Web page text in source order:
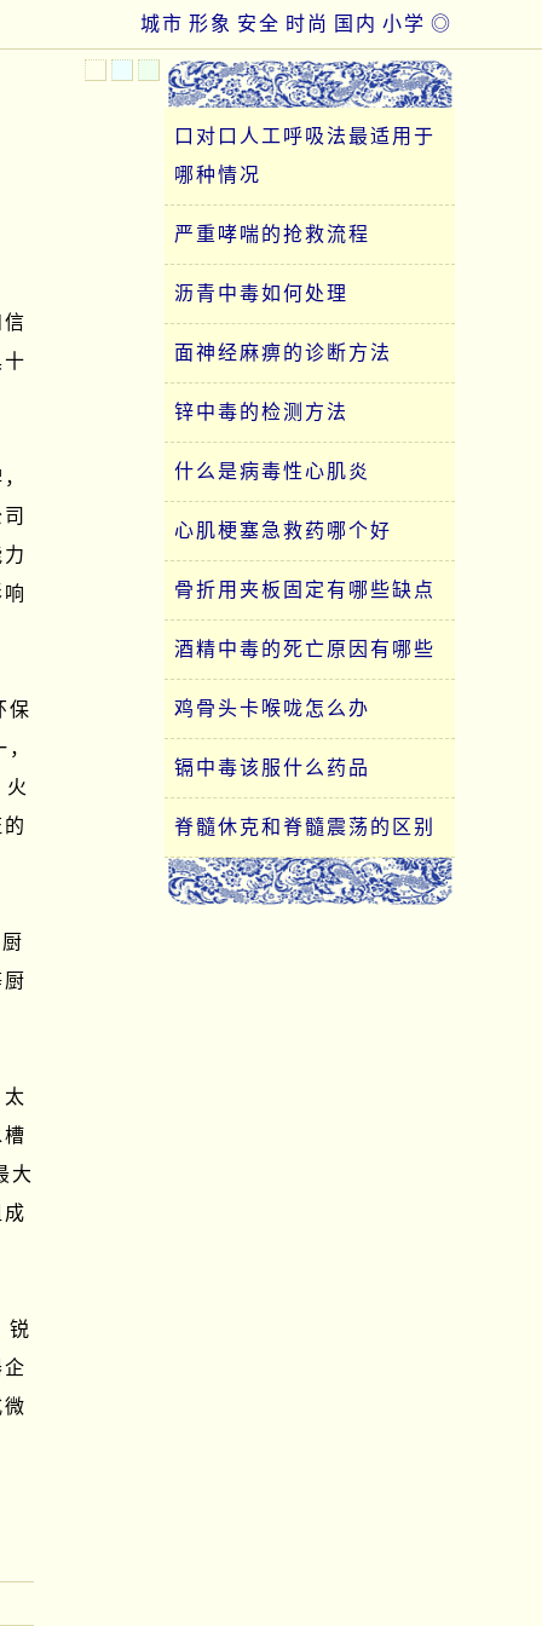
◎
小学
国内
时尚
安全
形象
城市
保
火
大
锐
口对口人工呼吸法最适用于
哪种情况
严重哮喘的抢救流程
沥青中毒如何处理
面神经麻痹的诊断方法
锌中毒的检测方法
什么是病毒性心肌炎
心肌梗塞急救药哪个好
骨折用夹板固定有哪些缺点
酒精中毒的死亡原因有哪些
鸡骨头卡喉咙怎么办
镉中毒该服什么药品
脊髓休克和脊髓震荡的区别